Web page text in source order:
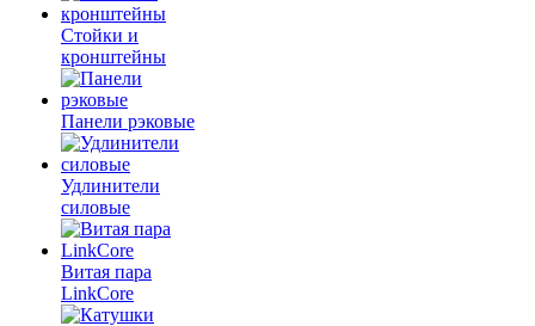
Стойки и
кронштейны
Панели рэковые
Удлинители
силовые
Витая пара
LinkCore